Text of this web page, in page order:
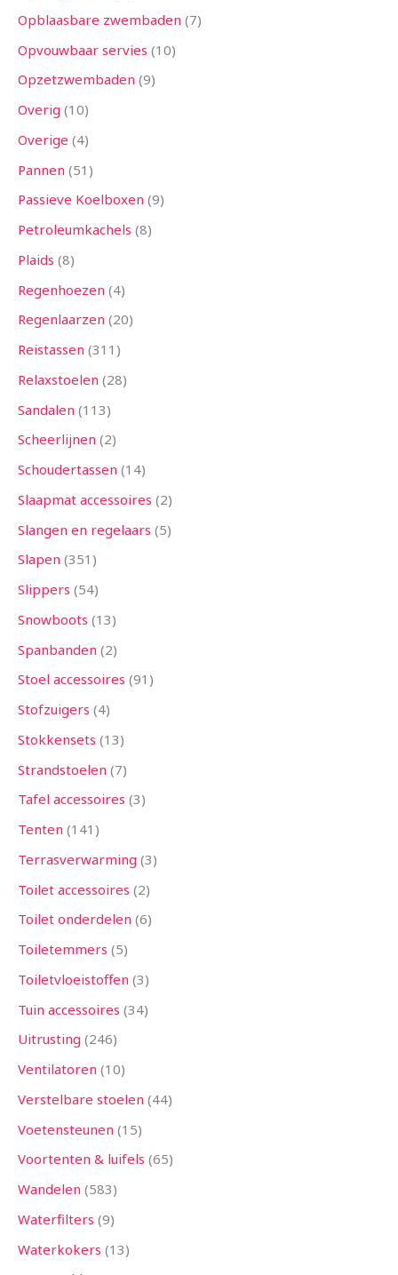
Opblaasbare zwembaden 7
Opvouwbaar servies 10
Opzetzwembaden 9
Overig 10
Overige 4
Pannen 51
Passieve Koelboxen 9
Petroleumkachels 8
Plaids 8
Regenhoezen 4
Regenlaarzen 20
Reistassen 311
Relaxstoelen 28
Sandalen 113
Scheerlijnen 2
Schoudertassen 14
Slaapmat accessoires 2
Slangen en regelaars 5
Slapen 351
Slippers 54
Snowboots 13
Spanbanden 2
Stoel accessoires 91
Stofzuigers 4
Stokkensets 13
Strandstoelen 7
Tafel accessoires 3
Tenten 141
Terrasverwarming 3
Toilet accessoires 2
Toilet onderdelen 6
Toiletemmers 5
Toiletvloeistoffen 3
Tuin accessoires 34
Uitrusting 246
Ventilatoren 10
Verstelbare stoelen 44
Voetensteunen 15
Voortenten & luifels 65
Wandelen 583
Waterfilters 9
Waterkokers 13